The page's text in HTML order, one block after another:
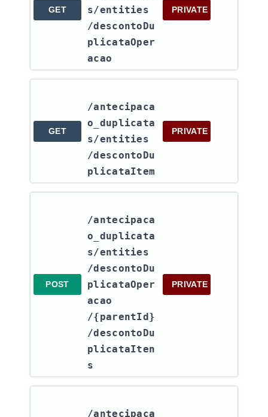
GET
s​/entities​
/descontoDu
plicataOper
acao
PRIVATE
GET
/antecipaca
o_duplicata
s​/entities​
/descontoDu
plicataItem
PRIVATE
POST
/antecipaca
o_duplicata
s​/entities​
/descontoDu
plicataOper
acao​
/{parentId}​
/descontoDu
plicataIten
s
PRIVATE
/antecipaca